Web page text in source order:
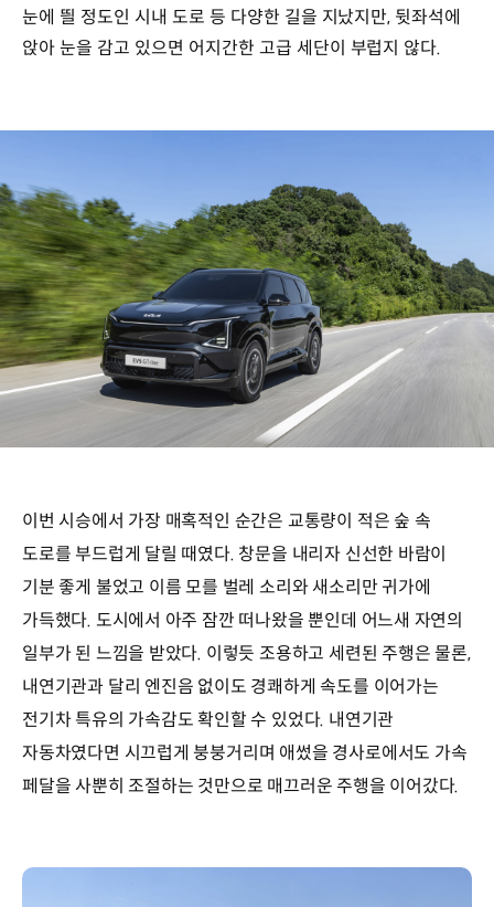
눈에 띌 정도인 시내 도로 등 다양한 길을 지났지만, 뒷좌석에
앉아 눈을 감고 있으면 어지간한 고급 세단이 부럽지 않다.
이번 시승에서 가장 매혹적인 순간은 교통량이 적은 숲 속
도로를 부드럽게 달릴 때였다. 창문을 내리자 신선한 바람이
기분 좋게 불었고 이름 모를 벌레 소리와 새소리만 귀가에
가득했다. 도시에서 아주 잠깐 떠나왔을 뿐인데 어느새 자연의
일부가 된 느낌을 받았다. 이렇듯 조용하고 세련된 주행은 물론,
내연기관과 달리 엔진음 없이도 경쾌하게 속도를 이어가는
전기차 특유의 가속감도 확인할 수 있었다. 내연기관
자동차였다면 시끄럽게 붕붕거리며 애썼을 경사로에서도 가속
페달을 사뿐히 조절하는 것만으로 매끄러운 주행을 이어갔다.